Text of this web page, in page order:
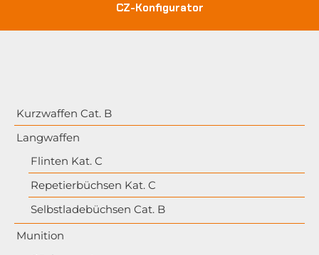
CZ-Konfigurator
Kurzwaffen Cat. B
Langwaffen
Flinten Kat. C
Repetierbüchsen Kat. C
Selbstladebüchsen Cat. B
Munition